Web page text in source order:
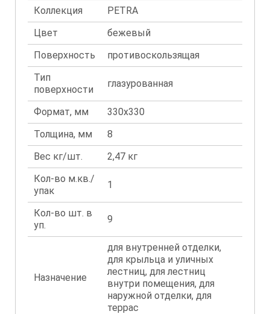
Коллекция
PETRA
Цвет
бежевый
Поверхность
противоскользящая
Тип
поверхности
глазурованная
Формат, мм
330x330
Толщина, мм
8
Вес кг/шт.
2,47 кг
Кол-во м.кв./
упак
1
Кол-во шт. в
уп.
9
Назначение
для внутренней отделки,
для крыльца и уличных
лестниц, для лестниц
внутри помещения, для
наружной отделки, для
террас